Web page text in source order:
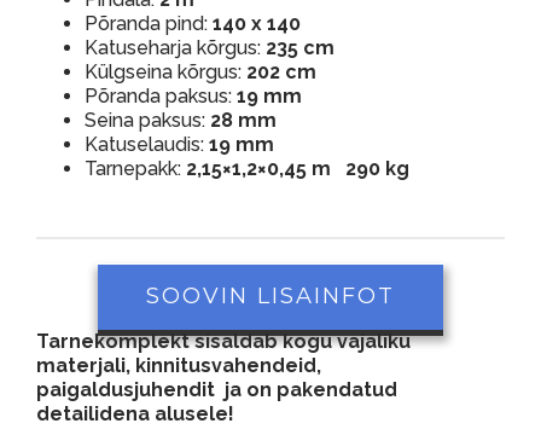
Põranda pind: 140 x 140
Katuseharja kõrgus: 235 cm
Külgseina kõrgus: 202 cm
Põranda paksus: 19 mm
Seina paksus: 28 mm
Katuselaudis: 19 mm
Tarnepakk:2,15×1,2×0,45 m 290 kg
SOOVIN LISAINFOT
Tarnekomplekt sisaldab kogu vajaliku
materjali, kinnitusvahendeid,
paigaldusjuhendit ja on pakendatud
detailidena alusele!